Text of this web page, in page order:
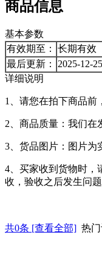
商品信息
基本参数
有效期至：
长期有效
最后更新：
2025-12-
详细说明
1、请您在拍下商品前
2、商品质量：我们在
3、货品图片：图片为
4、买家收到货物时，
收，验收之后发生问
共0条 [查看全部] 热